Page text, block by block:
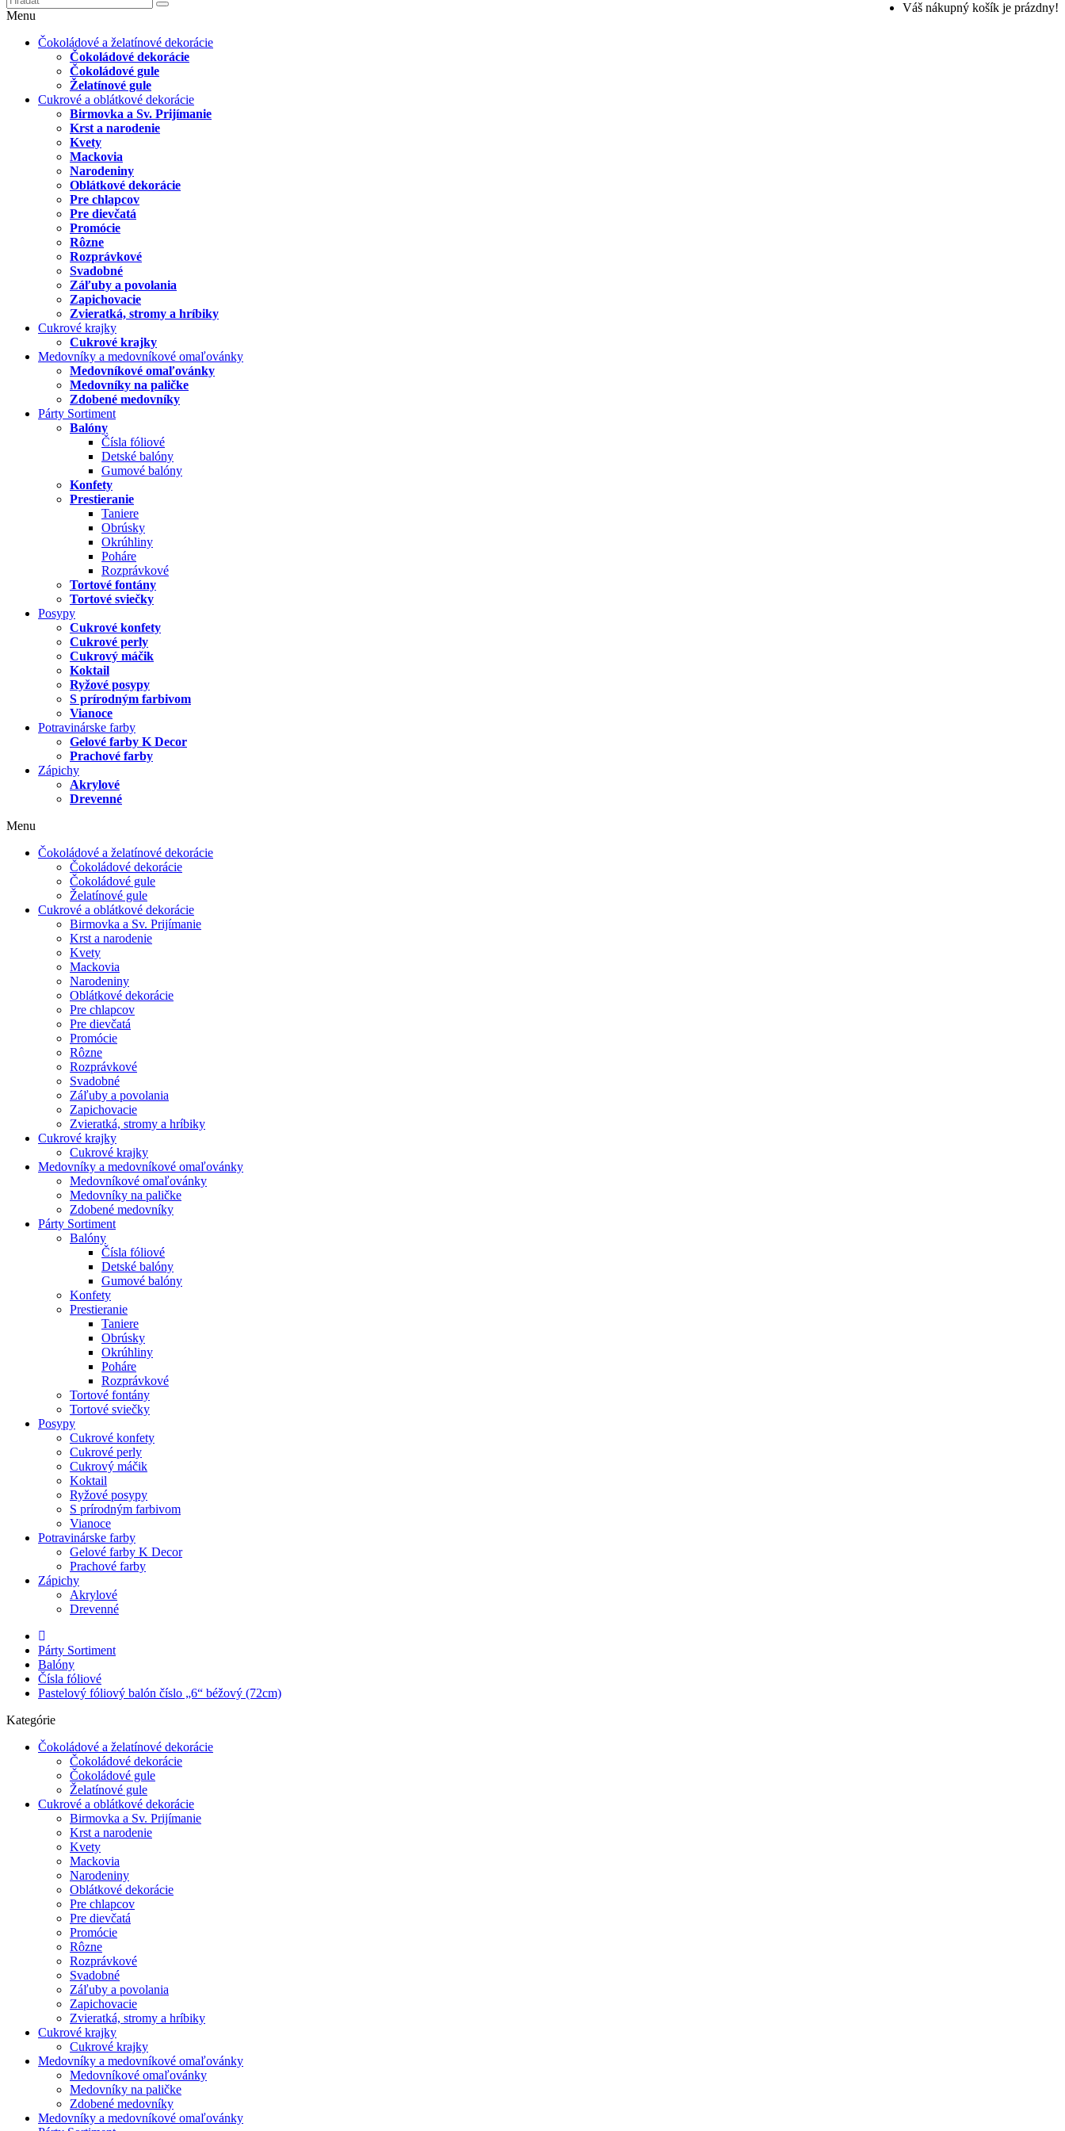
Váš nákupný košík je prázdny!
Menu
Čokoládové a želatínové dekorácie
Čokoládové dekorácie
Čokoládové gule
Želatínové gule
Cukrové a oblátkové dekorácie
Birmovka a Sv. Prijímanie
Krst a narodenie
Kvety
Mackovia
Narodeniny
Oblátkové dekorácie
Pre chlapcov
Pre dievčatá
Promócie
Rôzne
Rozprávkové
Svadobné
Záľuby a povolania
Zapichovacie
Zvieratká, stromy a hríbiky
Cukrové krajky
Cukrové krajky
Medovníky a medovníkové omaľovánky
Medovníkové omaľovánky
Medovníky na paličke
Zdobené medovníky
Párty Sortiment
Balóny
Čísla fóliové
Detské balóny
Gumové balóny
Konfety
Prestieranie
Taniere
Obrúsky
Okrúhliny
Poháre
Rozprávkové
Tortové fontány
Tortové sviečky
Posypy
Cukrové konfety
Cukrové perly
Cukrový máčik
Koktail
Ryžové posypy
S prírodným farbivom
Vianoce
Potravinárske farby
Gelové farby K Decor
Prachové farby
Zápichy
Akrylové
Drevenné
Menu
Čokoládové a želatínové dekorácie
Čokoládové dekorácie
Čokoládové gule
Želatínové gule
Cukrové a oblátkové dekorácie
Birmovka a Sv. Prijímanie
Krst a narodenie
Kvety
Mackovia
Narodeniny
Oblátkové dekorácie
Pre chlapcov
Pre dievčatá
Promócie
Rôzne
Rozprávkové
Svadobné
Záľuby a povolania
Zapichovacie
Zvieratká, stromy a hríbiky
Cukrové krajky
Cukrové krajky
Medovníky a medovníkové omaľovánky
Medovníkové omaľovánky
Medovníky na paličke
Zdobené medovníky
Párty Sortiment
Balóny
Čísla fóliové
Detské balóny
Gumové balóny
Konfety
Prestieranie
Taniere
Obrúsky
Okrúhliny
Poháre
Rozprávkové
Tortové fontány
Tortové sviečky
Posypy
Cukrové konfety
Cukrové perly
Cukrový máčik
Koktail
Ryžové posypy
S prírodným farbivom
Vianoce
Potravinárske farby
Gelové farby K Decor
Prachové farby
Zápichy
Akrylové
Drevenné
Párty Sortiment
Balóny
Čísla fóliové
Pastelový fóliový balón číslo „6“ béžový (72cm)
Kategórie
Čokoládové a želatínové dekorácie
Čokoládové dekorácie
Čokoládové gule
Želatínové gule
Cukrové a oblátkové dekorácie
Birmovka a Sv. Prijímanie
Krst a narodenie
Kvety
Mackovia
Narodeniny
Oblátkové dekorácie
Pre chlapcov
Pre dievčatá
Promócie
Rôzne
Rozprávkové
Svadobné
Záľuby a povolania
Zapichovacie
Zvieratká, stromy a hríbiky
Cukrové krajky
Cukrové krajky
Medovníky a medovníkové omaľovánky
Medovníkové omaľovánky
Medovníky na paličke
Zdobené medovníky
Medovníky a medovníkové omaľovánky